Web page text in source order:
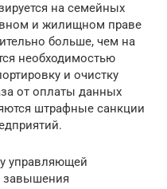
на семейных
и жилищном праве
больше, чем на
необходимостью
и очистку
от оплаты данных
штрафные санкции
управляющей
завышения